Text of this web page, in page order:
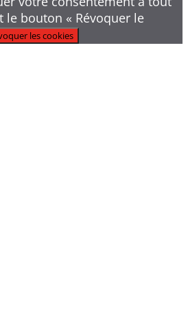
bouton « Révoquer le
les cookies